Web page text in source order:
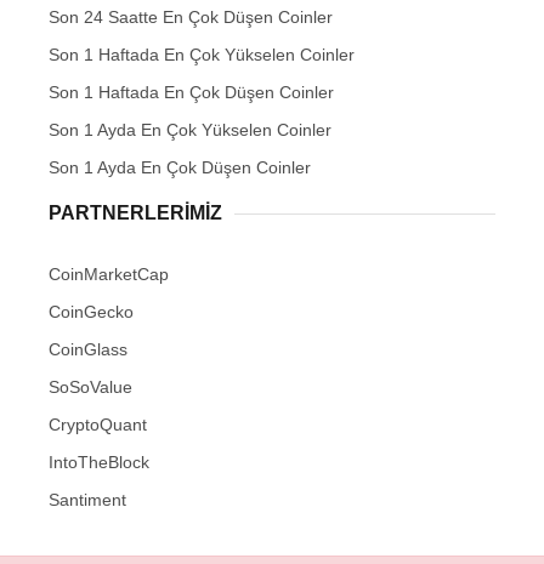
Son 24 Saatte En Çok Düşen Coinler
Son 1 Haftada En Çok Yükselen Coinler
Son 1 Haftada En Çok Düşen Coinler
Son 1 Ayda En Çok Yükselen Coinler
Son 1 Ayda En Çok Düşen Coinler
PARTNERLERIMIZ
CoinMarketCap
CoinGecko
CoinGlass
SoSoValue
CryptoQuant
IntoTheBlock
Santiment